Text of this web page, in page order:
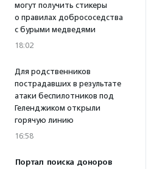
могут получить стикеры
о правилах добрососедства
с бурыми медведями
18:02
Для родственников
пострадавших в результате
атаки беспилотников под
Геленджиком открыли
горячую линию
16:58
Портал поиска доноров